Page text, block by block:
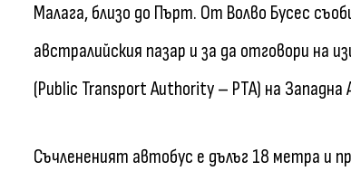
Малага, близо до Пърт. От Волво Бусес
австралийския пазар и за да отговори на
(Public Transport Authority – PTA) на Западна
Съчлененият автобус е дълъг 18 метра и